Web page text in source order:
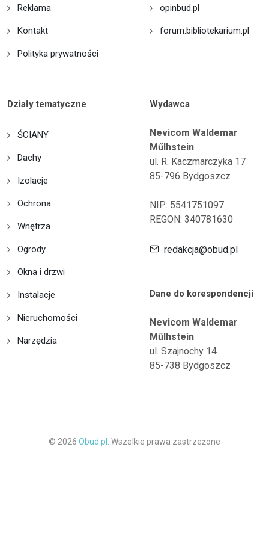
Reklama
Kontakt
Polityka prywatności
opinbud.pl
forum.bibliotekarium.pl
Działy tematyczne
ŚCIANY
Dachy
Izolacje
Ochrona
Wnętrza
Ogrody
Okna i drzwi
Instalacje
Nieruchomości
Narzędzia
Wydawca
Nevicom Waldemar
Műlhstein
ul. R. Kaczmarczyka 17
85-796 Bydgoszcz
NIP: 5541751097
REGON: 340781630
redakcja@obud.pl
Dane do korespondencji
Nevicom Waldemar
Műlhstein
ul. Szajnochy 14
85-738 Bydgoszcz
© 2026 Obud.pl. Wszelkie prawa zastrzeżone